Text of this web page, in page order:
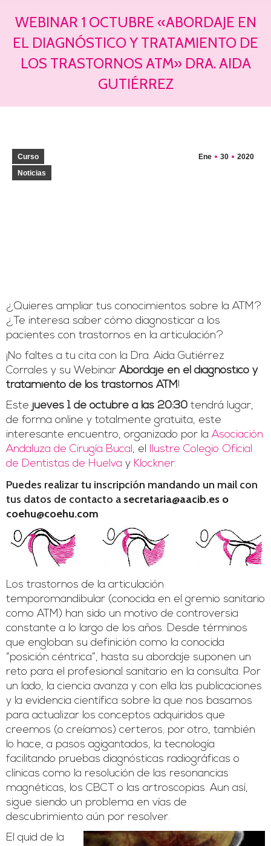
WEBINAR 1 OCTUBRE «ABORDAJE EN
EL DIAGNÓSTICO Y TRATAMIENTO DE
LOS TRASTORNOS ATM» DRA. AIDA
GUTIÉRREZ
Ene 30 2020
Curso
Noticias
¿Quieres ampliar tus conocimientos sobre la ATM?
¿Te interesa saber cómo diagnosticar a los
pacientes con trastornos en la articulación?
¡No faltes a tu cita con la Dra. Aida Gutiérrez
Corrales y su WebinarAbordaje en el diagnóstico y
tratamiento de los trastornos ATM!
Este jueves 1 de octubre a las 20:30 tendrá lugar,
de forma online y totalmente gratuita, este
interesante encuentro, organizado por la Asociación
Andaluza de Cirugía Bucal, el Ilustre Colegio Oficial
de Dentistas de Huelva y Klockner.
Puedes realizar tu inscripción mandando un mail con
tus datos de contacto a secretaria@aacib.es o
coehu@coehu.com
Los trastornos de la articulación
temporomandibular (conocida en el gremio sanitario
como ATM) han sido un motivo de controversia
constante a lo largo de los años. Desde términos
que engloban su definición como la conocida
“posición céntrica”, hasta su abordaje suponen un
reto para el profesional sanitario en la consulta. Por
un lado, la ciencia avanza y con ella las publicaciones
y la evidencia científica sobre la que nos basamos
para actualizar los conceptos adquiridos que
creemos (o creíamos) certeros; por otro, también
lo hace, a pasos agigantados, la tecnología
facilitando pruebas diagnósticas radiográficas o
clínicas como la resolución de las resonancias
magnéticas, los CBCT o las artroscopias. Aun así,
sigue siendo un problema en vías de
descubrimiento aún por resolver.
El quid de la